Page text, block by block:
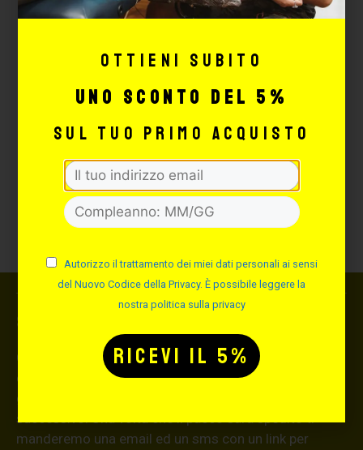
Dimensioni: 21,6 × 27,9 cm (8,5” ×
11”)
Prodotto negli Stati Uniti
comune. È uno strumento professionale
progettato per artisti che esigono precisione,
affidabilità e uniformità assoluta in ogni
stampa.
Spedizione
Consegna in 24 ore lavorative dal ricevimento
dell’ordine (48 ore per le isole), gli ordini effettuati nei
giorni festivi verranno evasi il primo giorno lavorativo
successivo. Una volta che il pacco sarà spedito ti
manderemo una email ed un sms con un link per
Ottieni subito
uno sconto del 5%
sul tuo primo acquisto
Autorizzo il trattamento dei miei dati personali ai sensi
del Nuovo Codice della Privacy. È possibile leggere la
nostra politica sulla privacy